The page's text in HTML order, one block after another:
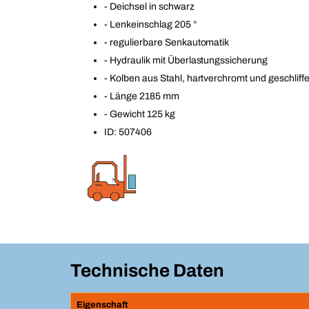
- Deichsel in schwarz
- Lenkeinschlag 205 °
- regulierbare Senkautomatik
- Hydraulik mit Überlastungssicherung
- Kolben aus Stahl, hartverchromt und
- Länge 2185 mm
- Gewicht 125 kg
ID: 507406
Technische Daten
Eigenschaft